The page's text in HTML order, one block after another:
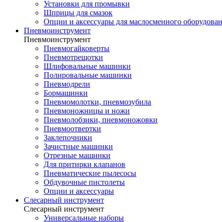
Установки для промывки
Шприцы для смазок
Опции и аксессуары для маслосменного
Пневмоинструмент
Пневмоинструмент
Пневмогайковерты
Пневмотрещотки
Шлифовальные машинки
Полировальные машинки
Пневмодрели
Бормашинки
Пневмомолотки, пневмозубила
Пневмоножницы и ножи
Пневмолобзики, пневмоножовки
Пневмоотвертки
Заклепочники
Зачистные машинки
Отрезные машинки
Для притирки клапанов
Пневматические пылесосы
Обдувочные пистолеты
Опции и аксессуары
Слесарный инструмент
Слесарный инструмент
Универсальные наборы